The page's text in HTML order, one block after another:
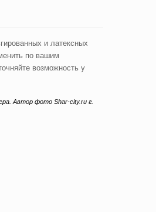
и латексных
по вашим
возможность у
Автор фото Shar-city.ru г.